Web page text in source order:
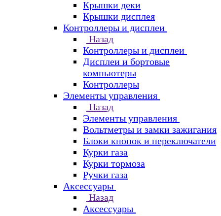
Крышки деки
Крышки дисплея
Контроллеры и дисплеи
Назад
Контроллеры и дисплеи
Дисплеи и бортовые
компьютеры
Контроллеры
Элементы управления
Назад
Элементы управления
Вольтметры и замки зажигания
Блоки кнопок и переключатели
Курки газа
Курки тормоза
Ручки газа
Аксессуары
Назад
Аксессуары